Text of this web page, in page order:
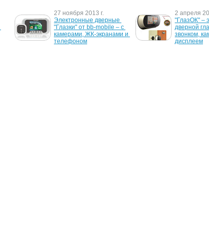
27 ноября 2013 г.
Электронные дверные
"Глазки" от bb-mobile – с
камерами, ЖК-экранами и
телефоном
2 апреля
"ГлазОК" –
дверной
звонком,
дисплеем